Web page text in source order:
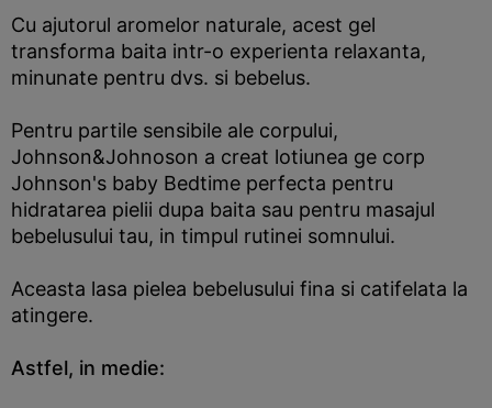
Cu ajutorul aromelor naturale, acest gel
transforma baita intr-o experienta relaxanta,
minunate pentru dvs. si bebelus.
Pentru partile sensibile ale corpului,
Johnson&Johnoson a creat lotiunea ge corp
Johnson's baby Bedtime perfecta pentru
hidratarea pielii dupa baita sau pentru masajul
bebelusului tau, in timpul rutinei somnului.
Aceasta lasa pielea bebelusului fina si catifelata la
atingere.
Astfel, in medie: